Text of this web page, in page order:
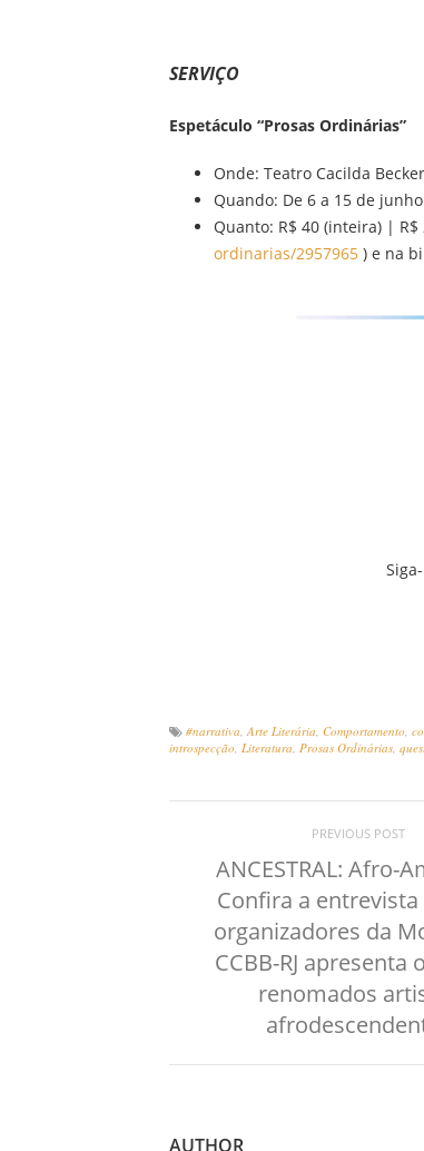
SERVIÇO
Espetáculo “Prosas Ordinárias”
Onde: Teatro Cacilda
Quando: De 6 a 15 de
Quanto: R$ 40 (inteira) | R$
ordinarias/2957965 ) e na
#narrativa,Arte Literária, Comportamento,
introspecção, Literatura, Prosas Ordinárias,
PREVIOUS POST
ANCESTRAL: Afro-
Confira a
organizadores da
CCBB-RJ apresenta
renomados
AUTHOR